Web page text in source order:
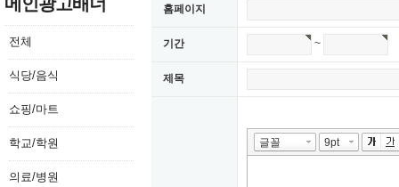
전체
식당/음식
쇼핑/마트
학교/학원
의료/병원
홈페이지
기간 ~
제목